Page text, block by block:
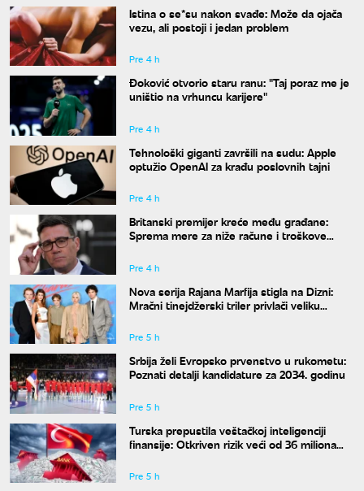
Istina o se*su nakon svađe: Može da ojača
vezu, ali postoji i jedan problem
Pre 4 h
Đoković otvorio staru ranu: "Taj poraz me je
uništio na vrhuncu karijere"
Pre 4 h
Tehnološki giganti završili na sudu: Apple
optužio OpenAI za krađu poslovnih tajni
Pre 4 h
Britanski premijer kreće među građane:
Sprema mere za niže račune i troškove
Pre 4 h
Nova serija Rajana Marfija stigla na Dizni:
Mračni tinejdžerski triler privlači veliku
Pre 5 h
Srbija želi Evropsko prvenstvo u rukometu:
Poznati detalji kandidature za 2034. godinu
Pre 5 h
Turska prepustila veštačkoj inteligenciji
finansije: Otkriven rizik veći od 36 miliona
Pre 5 h